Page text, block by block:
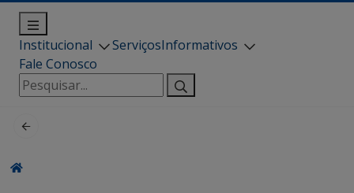
Institucional ServiçosInformativos
Fale Conosco
Pesquisar
por: